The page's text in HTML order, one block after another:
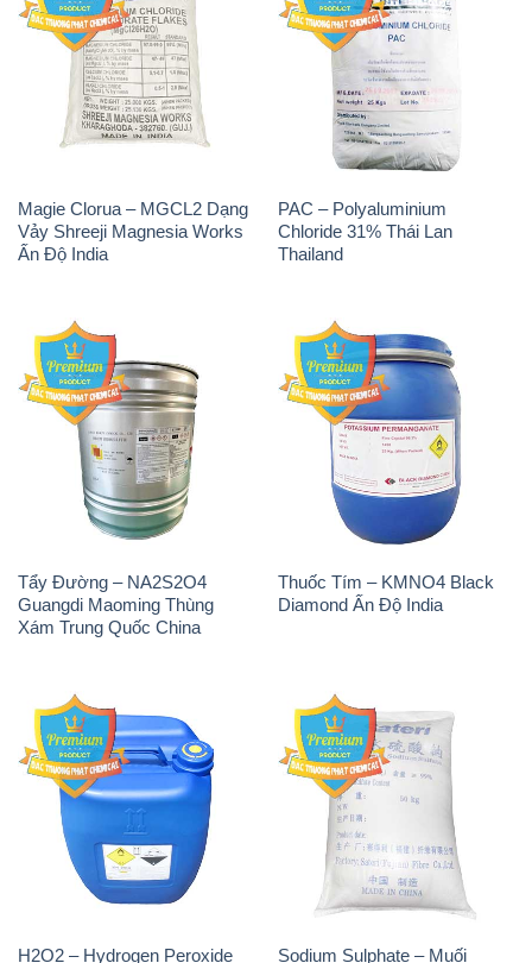
Magie Clorua – MGCL2 Dạng
Vảy Shreeji Magnesia Works
Ấn Độ India
PAC – Polyaluminium
Chloride 31% Thái Lan
Thailand
Tẩy Đường – NA2S2O4
Guangdi Maoming Thùng
Xám Trung Quốc China
Thuốc Tím – KMNO4 Black
Diamond Ấn Độ India
H2O2 – Hydrogen Peroxide
50% Taekwang Hàn Quốc
Sodium Sulphate – Muối
Sunfat Na2SO4 Sateri Trung
Quốc China